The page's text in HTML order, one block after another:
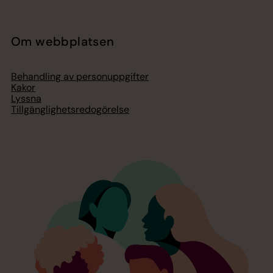
Om webbplatsen
Behandling av personuppgifter
Kakor
Lyssna
Tillgänglighetsredogörelse